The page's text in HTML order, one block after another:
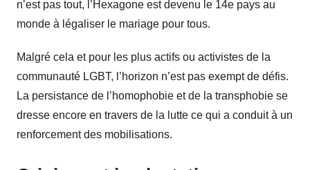
n’est pas tout, l’Hexagone est devenu le 14e pays au
monde à légaliser le mariage pour tous.
Malgré cela et pour les plus actifs ou activistes de la
communauté LGBT, l’horizon n’est pas exempt de défis.
La persistance de l’homophobie et de la transphobie se
dresse encore en travers de la lutte ce qui a conduit à un
renforcement des mobilisations.